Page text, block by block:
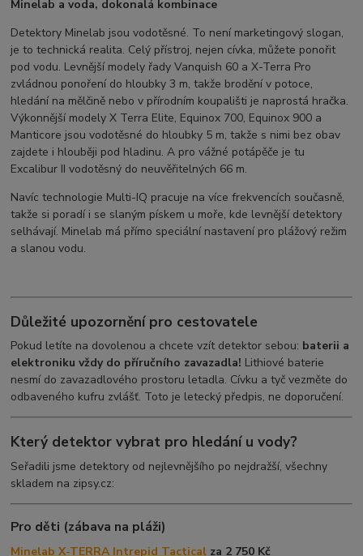
Minelab a voda, dokonalá kombinace
Detektory Minelab jsou vodotěsné. To není marketingový slogan,
je to technická realita. Celý přístroj, nejen cívka, můžete ponořit
pod vodu. Levnější modely řady Vanquish 60 a X-Terra Pro
zvládnou ponoření do hloubky 3 m, takže brodění v potoce,
hledání na mělčině nebo v přírodním koupališti je naprostá hračka.
Výkonnější modely X Terra Elite, Equinox 700, Equinox 900 a
Manticore jsou vodotěsné do hloubky 5 m, takže s nimi bez obav
zajdete i hlouběji pod hladinu. A pro vážné potápěče je tu
Excalibur II vodotěsný do neuvěřitelných 66 m.
Navíc technologie Multi-IQ pracuje na více frekvencích současně,
takže si poradí i se slaným pískem u moře, kde levnější detektory
selhávají. Minelab má přímo speciální nastavení pro plážový režim
a slanou vodu.
Důležité upozornění pro cestovatele
Pokud letíte na dovolenou a chcete vzít detektor sebou: baterii a
elektroniku vždy do příručního zavazadla! Lithiové baterie
nesmí do zavazadlového prostoru letadla. Cívku a tyč vezměte do
odbaveného kufru zvlášť. Toto je letecký předpis, ne doporučení.
Který detektor vybrat pro hledání u vody?
Seřadili jsme detektory od nejlevnějšího po nejdražší, všechny
skladem na zipsy.cz:
Pro děti (zábava na pláži)
Minelab X-TERRA Intrepid Tactical za 2 750 Kč